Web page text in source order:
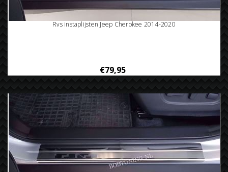
Rvs instaplijsten Jeep Cherokee 2014-2020
€79,95